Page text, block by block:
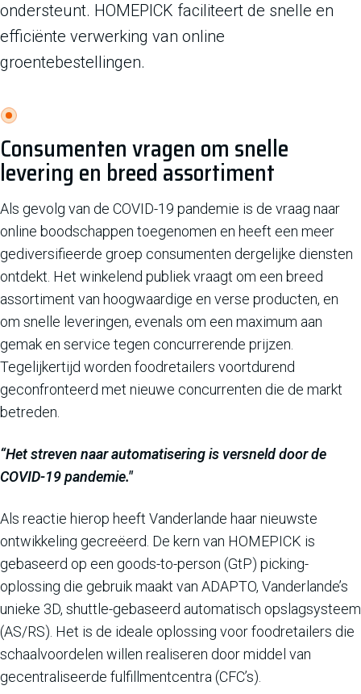
ondersteunt. HOMEPICK faciliteert de snelle en
efficiënte verwerking van online
groentebestellingen.
Consumenten vragen om snelle
levering en breed assortiment
Als gevolg van de COVID-19 pandemie is de vraag naar
online boodschappen toegenomen en heeft een meer
gediversifieerde groep consumenten dergelijke diensten
ontdekt. Het winkelend publiek vraagt om een breed
assortiment van hoogwaardige en verse producten, en
om snelle leveringen, evenals om een maximum aan
gemak en service tegen concurrerende prijzen.
Tegelijkertijd worden foodretailers voortdurend
geconfronteerd met nieuwe concurrenten die de markt
betreden.
“Het streven naar automatisering is versneld door de
COVID-19 pandemie."
Als reactie hierop heeft Vanderlande haar nieuwste
ontwikkeling gecreëerd. De kern van HOMEPICK is
gebaseerd op een goods-to-person (GtP) picking-
oplossing die gebruik maakt van ADAPTO, Vanderlande’s
unieke 3D, shuttle-gebaseerd automatisch opslagsysteem
(AS/RS). Het is de ideale oplossing voor foodretailers die
schaalvoordelen willen realiseren door middel van
gecentraliseerde fulfillmentcentra (CFC’s).